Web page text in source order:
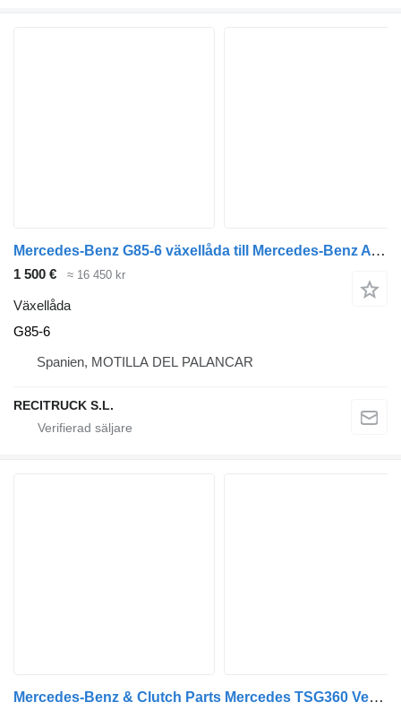
Mercedes-Benz G85-6 växellåda till Mercedes-Benz ATEGO lastbil
1 500 € ≈ 16 450 kr
Växellåda
G85-6
Spanien, MOTILLA DEL PALANCAR
RECITRUCK S.L.
Mercedes-Benz & Clutch Parts Mercedes TSG360 Versn.bak 9062602401 växellåda till lastbil